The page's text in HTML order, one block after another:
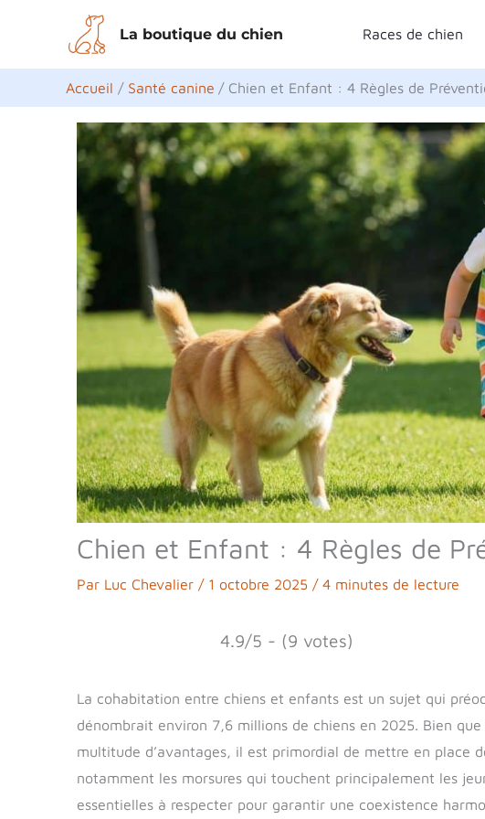
contenu
La boutique du chien Races de chien
Accueil Santé canine Chien et Enfant : 4 Règles de
Chien et Enfant : 4 Règles de
Par Luc Chevalier / 1 octobre 2025 / 4 minutes de lecture
4.9/5 - (9 votes)
La cohabitation entre chiens et enfants est un sujet qui
dénombrait environ 7,6 millions de chiens en 2025. Bien
multitude d’avantages, il est primordial de mettre en place
notamment les morsures qui touchent principalement les
essentielles à respecter pour garantir une coexistence